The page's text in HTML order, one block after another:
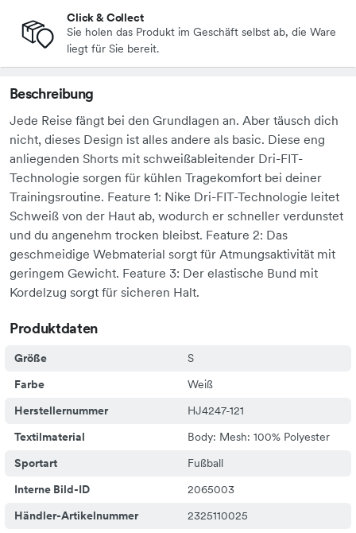
Click & Collect
Sie holen das Produkt im Geschäft selbst ab, die Ware
liegt für Sie bereit.
Beschreibung
Jede Reise fängt bei den Grundlagen an. Aber täusch dich
nicht, dieses Design ist alles andere als basic. Diese eng
anliegenden Shorts mit schweißableitender Dri-FIT-
Technologie sorgen für kühlen Tragekomfort bei deiner
Trainingsroutine. Feature 1: Nike Dri-FIT-Technologie leitet
Schweiß von der Haut ab, wodurch er schneller verdunstet
und du angenehm trocken bleibst. Feature 2: Das
geschmeidige Webmaterial sorgt für Atmungsaktivität mit
geringem Gewicht. Feature 3: Der elastische Bund mit
Kordelzug sorgt für sicheren Halt.
Produktdaten
Größe
S
Farbe
Weiß
Herstellernummer
HJ4247-121
Textilmaterial
Body: Mesh: 100% Polyester
Sportart
Fußball
Interne Bild-ID
2065003
Händler-Artikelnummer
2325110025